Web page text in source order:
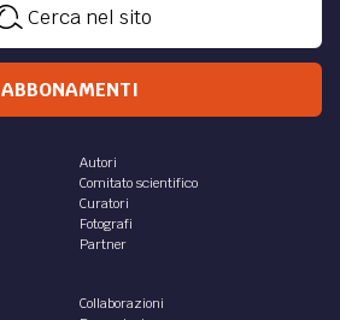
Cerca nel sito
ABBONAMENTI
Autori
Comitato scientifico
Curatori
Fotografi
Partner
Collaborazioni